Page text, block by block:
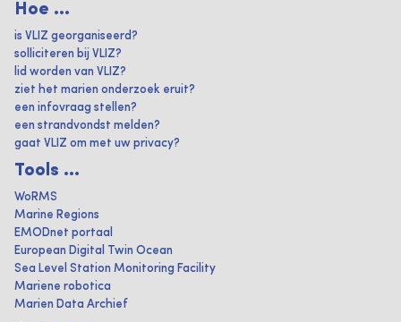
Hoe ...
is VLIZ georganiseerd?
solliciteren bij VLIZ?
lid worden van VLIZ?
ziet het marien onderzoek eruit?
een infovraag stellen?
een strandvondst melden?
gaat VLIZ om met uw privacy?
Tools ...
WoRMS
Marine Regions
EMODnet portaal
European Digital Twin Ocean
Sea Level Station Monitoring Facility
Mariene robotica
Marien Data Archief